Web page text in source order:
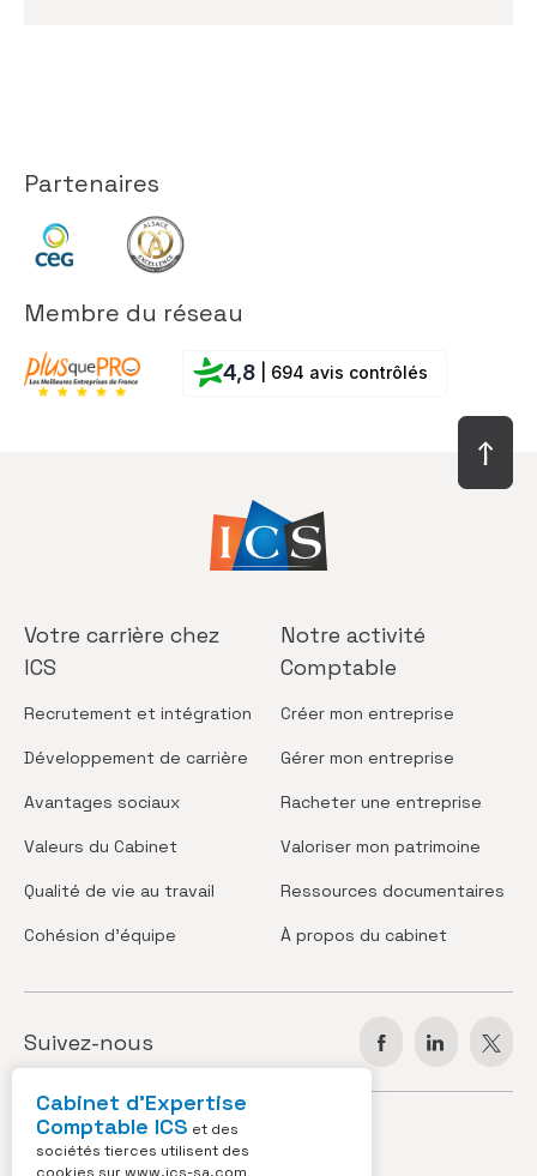
Partenaires
Membre du réseau
4,8 | 694 avis contrôlés
Votre carrière chez
ICS
Recrutement et intégration
Développement de carrière
Avantages sociaux
Valeurs du Cabinet
Qualité de vie au travail
Cohésion d’équipe
Notre activité
Comptable
Créer mon entreprise
Gérer mon entreprise
Racheter une entreprise
Valoriser mon patrimoine
Ressources documentaires
À propos du cabinet
Suivez-nous
JOBS
Cabinet d’Expertise
Comptable ICS et des
sociétés tierces utilisent des